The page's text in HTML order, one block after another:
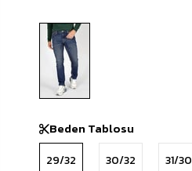
Beden Tablosu
29/32 30/32 31/30